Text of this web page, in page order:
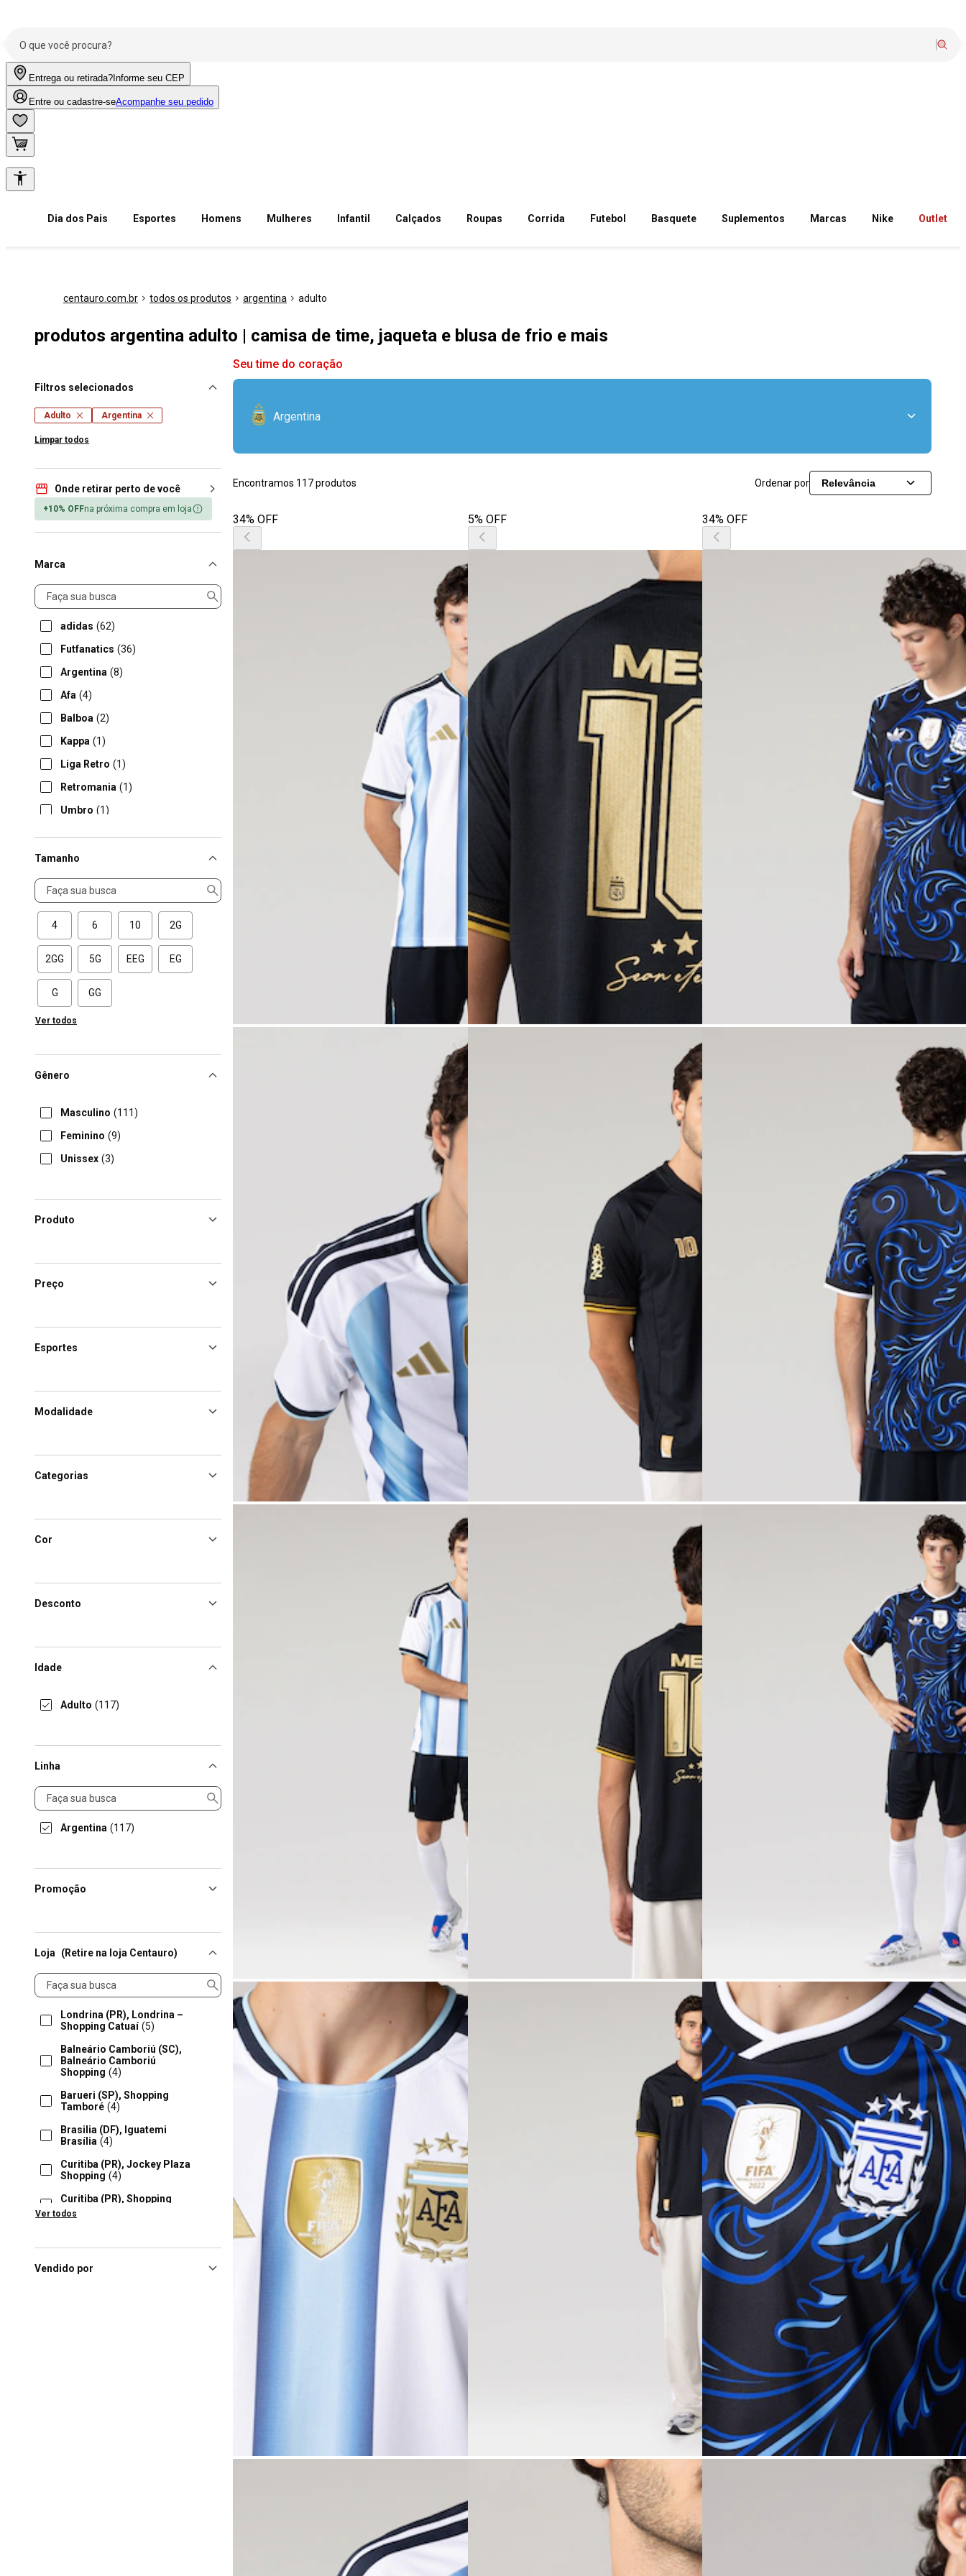
Entrega ou retirada? Informe seu CEP
Entre ou cadastre-seAcompanhe seu pedido
Dia dos Pais Esportes Homens Mulheres Infantil Calçados Roupas Corrida Futebol Basquete Suplementos Marcas Nike Outlet
centauro.com.br todos os produtos argentina adulto
produtos argentina adulto | camisa de time, jaqueta e blusa de frio e mais
Filtros selecionados
Adulto Argentina
Limpar todos
Onde retirar perto de você
+10% OFFna próxima compra em loja
Marca
Marca
adidas (62)
Futfanatics (36)
Argentina (8)
Afa (4)
Balboa (2)
Kappa (1)
Liga Retro (1)
Retromania (1)
Umbro (1)
Tamanho
Tamanho
4 6 10 2G
2GG 5G EEG EG
G GG
Ver todos
Gênero
Masculino (111)
Feminino (9)
Unissex (3)
Produto
Preço
Esportes
Modalidade
Categorias
Cor
Desconto
Idade
Adulto (117)
Linha
Linha
Argentina (117)
Promoção
Loja (Retire na loja Centauro)
Loja
Londrina (PR), Londrina –
Shopping Catuaí (5)
Balneário Camboriú (SC),
Balneário Camboriú
Shopping (4)
Barueri (SP), Shopping
Tamboré (4)
Brasilia (DF), Iguatemi
Brasília (4)
Curitiba (PR), Jockey Plaza
Shopping (4)
Curitiba (PR), Shopping
Barigui
Florianópolis (SC), Beiramar
Ver todos
Vendido por
Seu time do coração
Argentina
Encontramos 117 produtos Ordenar por Relevância
34% OFF 5% OFF 34% OFF